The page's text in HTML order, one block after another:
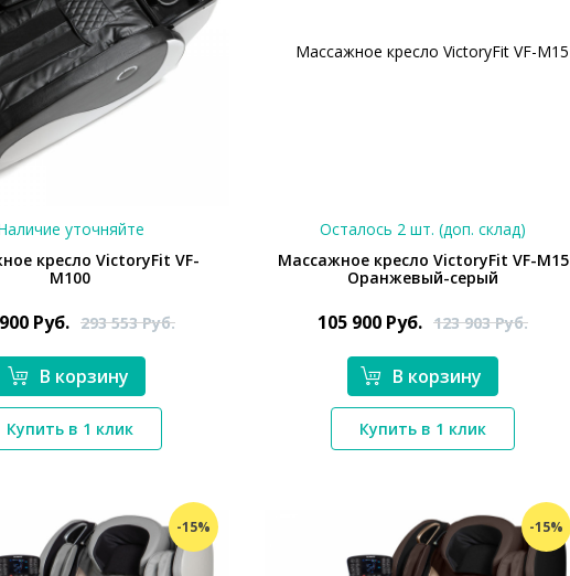
*}
уточняйте
кресло VictoryFit VF-
M100
Руб. 293 553Руб.
В корзину
Купить в 1 клик
Осталось 2 шт. (доп. склад)
Массажное кресло VictoryFit VF-M15
Оранжевый-серый
105 900 Руб. 123 903Руб.
В корзину
Купить в 1 клик
-15% -15%